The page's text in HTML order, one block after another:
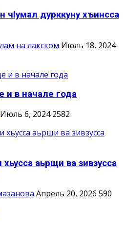
чIумал дурккуну хъинсса
на лакском Июль 18, 2024
и в начале года
Июль 6, 2024 2582
аьрщи ва зивзусса
Апрель 20, 2026 590